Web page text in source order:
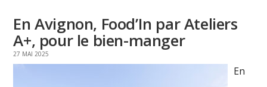
En Avignon, Food’In par Ateliers
A+, pour le bien-manger
27 MAI 2025
En